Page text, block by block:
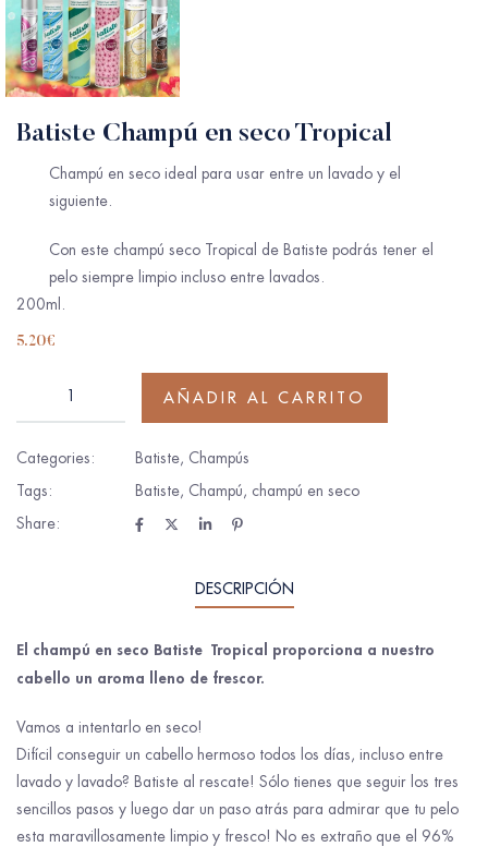
Batiste Champú en seco Tropical
Champú en seco ideal para usar entre un lavado y el
siguiente.
Con este champú seco Tropical de Batiste podrás tener el
pelo siempre limpio incluso entre lavados.
200ml.
5.20€
AÑADIR AL CARRITO
Categories: Batiste, Champús
Tags:
Batiste, Champú, champú en seco
Share:
DESCRIPCIÓN
El champú en seco Batiste Tropical proporciona a nuestro
cabello un aroma lleno de frescor.
Vamos a intentarlo en seco!
Difícil conseguir un cabello hermoso todos los días, incluso entre
lavado y lavado? Batiste al rescate! Sólo tienes que seguir los tres
sencillos pasos y luego dar un paso atrás para admirar que tu pelo
esta maravillosamente limpio y fresco! No es extraño que el 96%